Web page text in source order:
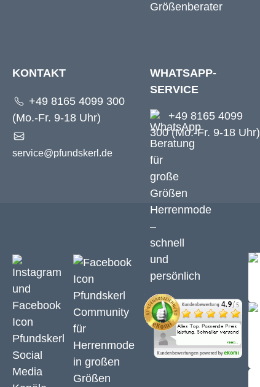
Größenberater
KONTAKT
+49 8165 4099 300
(Mo.-Fr. 9-18 Uhr)
service@pfundskerl.de
WHATSAPP-
SERVICE
+49 8165 4099
300 (Mo.-Fr. 9-18 Uhr)